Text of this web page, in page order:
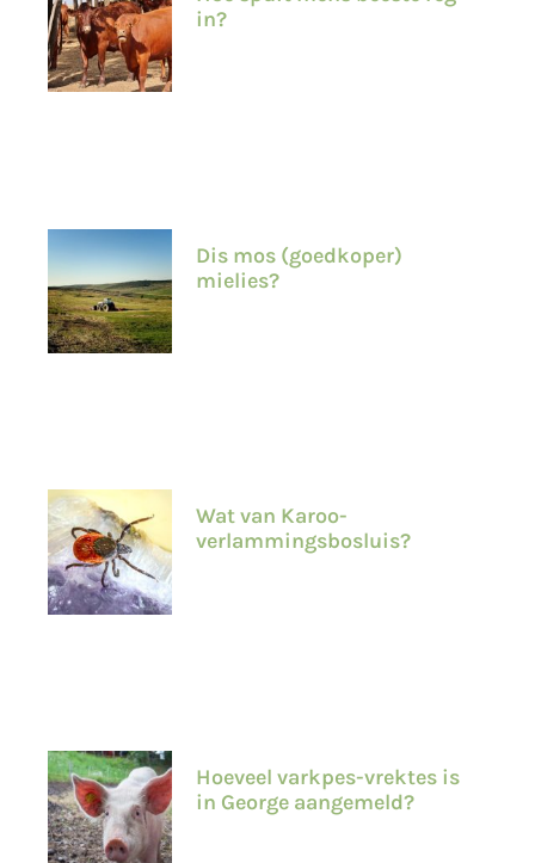
in?
Dis mos (goedkoper)
mielies?
Wat van Karoo-
verlammingsbosluis?
Hoeveel varkpes-vrektes is
in George aangemeld?